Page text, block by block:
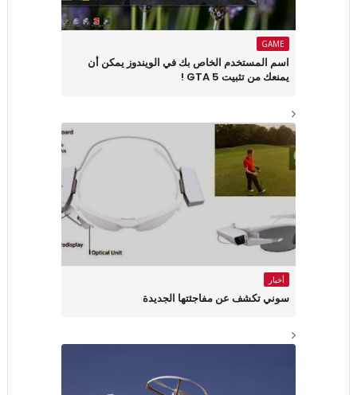
GAME
اسم المستخدم الخاص بك في الويندوز يمكن أن
يمنعك من تثبيت GTA 5 !
أخبار
سوني تكشف عن مفاجئتها الجديدة